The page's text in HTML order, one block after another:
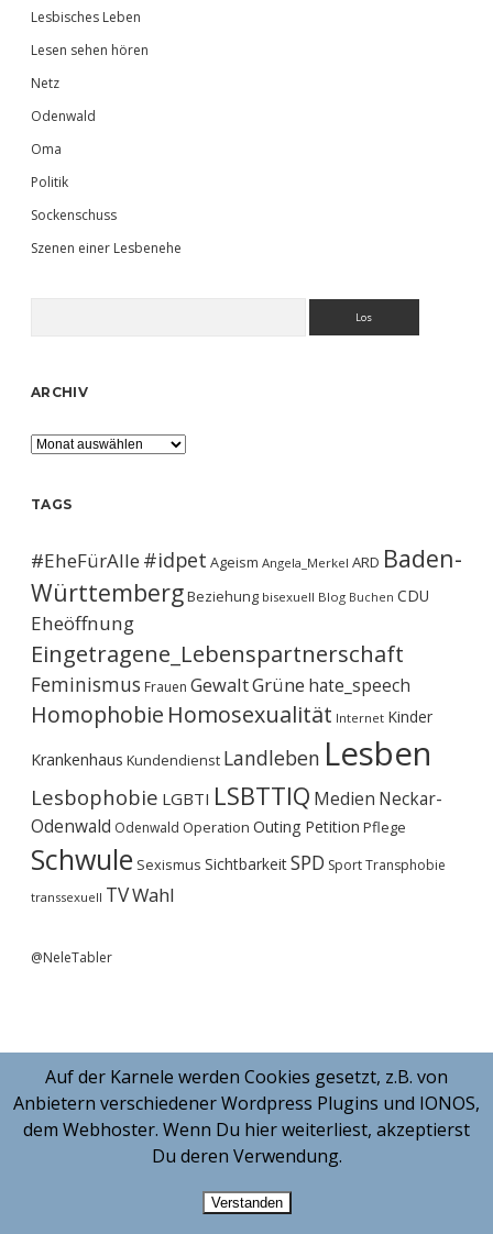
Lesbisches Leben
Lesen sehen hören
Netz
Odenwald
Oma
Politik
Sockenschuss
Szenen einer Lesbenehe
ARCHIV
Archiv
TAGS
#EheFürAlle#idpet Ageism Angela_Merkel ARD Baden-
WürttembergBeziehung bisexuell Blog Buchen CDU
Eheöffnung
Eingetragene_Lebenspartnerschaft
Feminismus Frauen GewaltGrüne hate_speech
Homophobie Homosexualität Internet Kinder
Krankenhaus Kundendienst Landleben Lesben
Lesbophobie LGBTI LSBTTIQ Medien Neckar-
Odenwald Odenwald Operation Outing Petition Pflege
Schwule Sexismus SichtbarkeitSPD SportTransphobie
transsexuell TVWahl
@NeleTabler
Auf der Karnele werden Cookies gesetzt, z.B. von
Anbietern verschiedener Wordpress Plugins und IONOS,
dem Webhoster. Wenn Du hier weiterliest, akzeptierst
Du deren Verwendung.
Verstanden